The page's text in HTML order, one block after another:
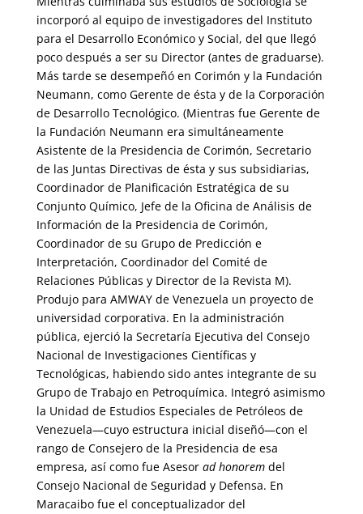
incorporó al equipo de investigadores del Instituto
para el Desarrollo Económico y Social, del que llegó
poco después a ser su Director (antes de graduarse).
Más tarde se desempeñó en Corimón y la Fundación
Neumann, como Gerente de ésta y de la Corporación
de Desarrollo Tecnológico. (Mientras fue Gerente de
la Fundación Neumann era simultáneamente
Asistente de la Presidencia de Corimón, Secretario
de las Juntas Directivas de ésta y sus subsidiarias,
Coordinador de Planificación Estratégica de su
Conjunto Químico, Jefe de la Oficina de Análisis de
Información de la Presidencia de Corimón,
Coordinador de su Grupo de Predicción e
Interpretación, Coordinador del Comité de
Relaciones Públicas y Director de la Revista M).
Produjo para AMWAY de Venezuela un proyecto de
universidad corporativa. En la administración
pública, ejerció la Secretaría Ejecutiva del Consejo
Nacional de Investigaciones Científicas y
Tecnológicas, habiendo sido antes integrante de su
Grupo de Trabajo en Petroquímica. Integró asimismo
la Unidad de Estudios Especiales de Petróleos de
Venezuela—cuyo estructura inicial diseñó—con el
rango de Consejero de la Presidencia de esa
empresa, así como fue Asesor ad honoremdel
Consejo Nacional de Seguridad y Defensa. En
Maracaibo fue el conceptualizador del